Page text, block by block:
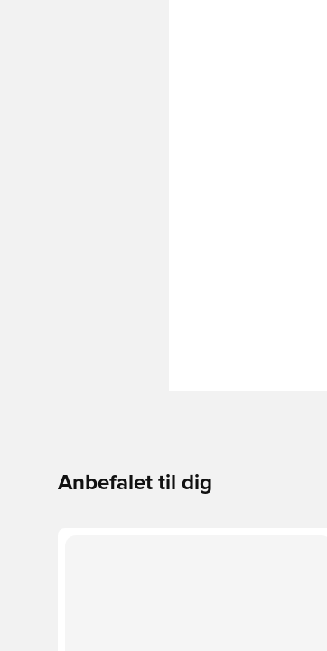
Anbefalet til dig